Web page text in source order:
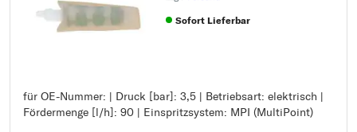
Sofort Lieferbar
für OE-Nummer: | Druck [bar]: 3,5 | Betriebsart: elektrisch |
Fördermenge [l/h]: 90 | Einspritzsystem: MPI (MultiPoint)
für OE-Nummer:
Druck [bar]: 3,5